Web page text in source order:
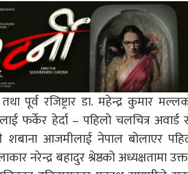
पूर्व रजिष्ट्रार डा. महेन्द्र कुमार
फर्केर हेर्दा – पहिलो चलचित्र
शबाना आजमीलाई नेपाल बोलाएर
नरेन्द्र बहादुर श्रेष्ठको अध्यक्षतामा